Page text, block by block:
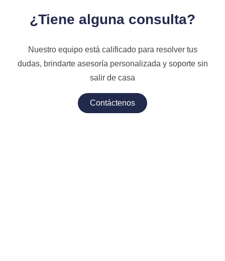
¿Tiene alguna consulta?
Nuestro equipo está calificado para resolver tus
dudas, brindarte asesoría personalizada y soporte sin
salir de casa
Contáctenos